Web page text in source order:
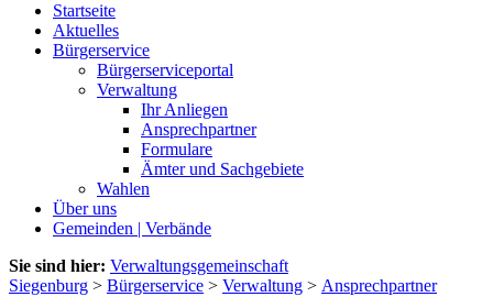
Startseite
Aktuelles
Bürgerservice
Bürgerserviceportal
Verwaltung
Ihr Anliegen
Ansprechpartner
Formulare
Ämter und Sachgebiete
Wahlen
Über uns
Gemeinden | Verbände
Sie sind hier: Verwaltungsgemeinschaft
Siegenburg > Bürgerservice > Verwaltung > Ansprechpartner